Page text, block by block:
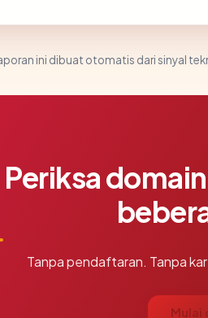
ini dibuat otomatis dari sinyal
Periksa
Tanpa pendaftaran. Tanpa
Mulai